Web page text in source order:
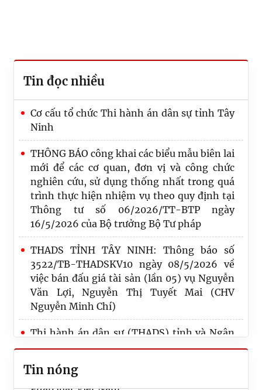
Tin đọc nhiều
Cơ cấu tổ chức Thi hành án dân sự tỉnh Tây
Ninh
THÔNG BÁO công khai các biểu mẫu biên lai
mới để các cơ quan, đơn vị và công chức
nghiên cứu, sử dụng thống nhất trong quá
trình thực hiện nhiệm vụ theo quy định tại
Thông tư số 06/2026/TT-BTP ngày
16/5/2026 của Bộ trưởng Bộ Tư pháp
THADS TỈNH TÂY NINH: Thông báo số
3522/TB-THADSKV10 ngày 08/5/2026 về
việc bán đấu giá tài sản (lần 05) vụ Nguyễn
Văn Lợi, Nguyễn Thị Tuyết Mai (CHV
Nguyễn Minh Chí)
Thi hành án dân sự (THADS) tỉnh và Ngân
hàng Thương mại cổ phần Quốc tế Việt
Nam (VIB) tổ chức buổi làm việc về công tác
phối hợp, tổ chức thi hành án
Tin nóng
Thi hành án dân sự (THADS) tỉnh Tây Ninh
tổ chức lễ kỷ niệm 80 năm ngày truyền
thống thi hành án dân sự (19/7/1946 –
19/7/2026)
Thi hành án dân sự tỉnh Tây Ninh tham gia
Pháp luật Việt Nam